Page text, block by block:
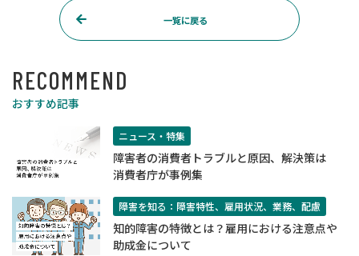
一覧に戻る
RECOMMEND
おすすめ記事
ニュース・特集
障害者の消費者トラブルと原因、解決策は
消費者庁が事例集
障害を知る：障害特性、雇用状況、業務、配慮
知的障害の特徴とは？雇用における注意点や
助成金について